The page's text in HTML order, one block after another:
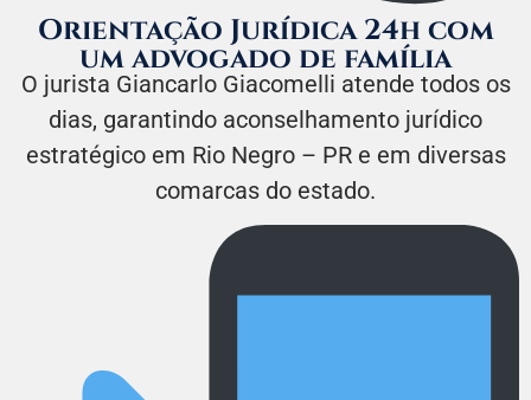
Orientação Jurídica 24h com
um advogado de família
O jurista Giancarlo Giacomelli atende todos os
dias, garantindo aconselhamento jurídico
estratégico em Rio Negro – PR e em diversas
comarcas do estado.